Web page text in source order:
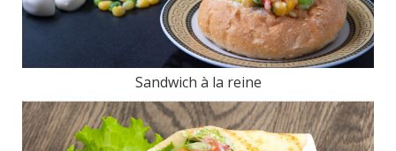
Sandwich à la reine